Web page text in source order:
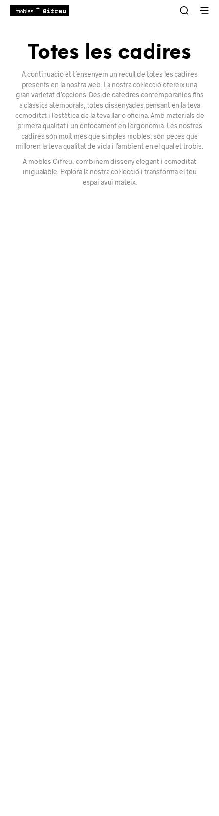
Totes les cadires
A continuació et t’ensenyem un recull de totes les cadires
presents en la nostra web. La nostra col·lecció ofereix una
gran varietat d’opcions. Des de càtedres contemporànies fins
a clàssics atemporals, totes dissenyades pensant en la teva
comoditat i l’estètica de la teva llar o oficina. Amb materials de
primera qualitat i un enfocament en l’ergonomia. Les nostres
cadires són molt més que simples mobles; són peces que
milloren la teva qualitat de vida i l’ambient en el qual et trobis.
A mobles Gifreu, combinem disseny elegant i comoditat
inigualable. Explora la nostra col·lecció i transforma el teu
espai avui mateix.